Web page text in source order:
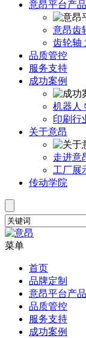
意昂平台产品
意昂齿
齿轮轴
品质管控
服务支持
成功案例
机器人
印刷行
关于意昂
走进意
工厂展
传动学院
菜单
首页
品牌定制
意昂平台产品
品质管控
服务支持
成功案例